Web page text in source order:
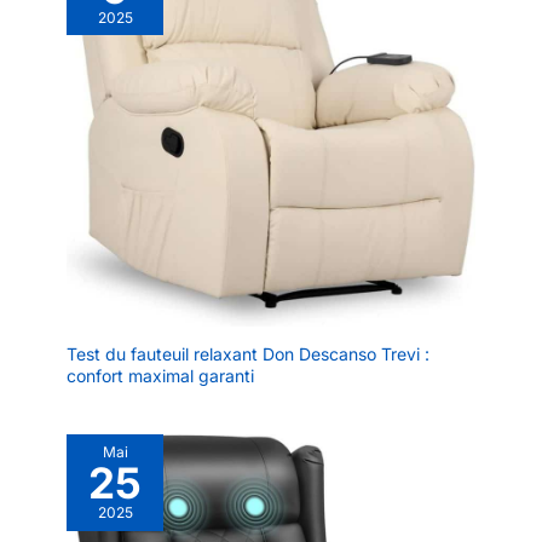
comme cadeau pour les amis,
les partenaires, les parents ou
les personnes âgées (pour
soulager la raideur et la
douleur), les amateurs de sport
(pour soutenir la récupération
après une blessure), des
collègues et plus encore.
Montrez vos soins avec ce
2025
Test du fauteuil relaxant Don Descanso Trevi :
confort maximal garanti
Mai
25
2025